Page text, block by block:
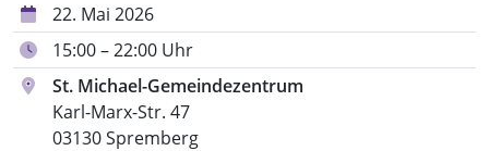
22. Mai 2026
15:00 – 22:00 Uhr
St. Michael-Gemeindezentrum
Karl-Marx-Str. 47
03130 Spremberg